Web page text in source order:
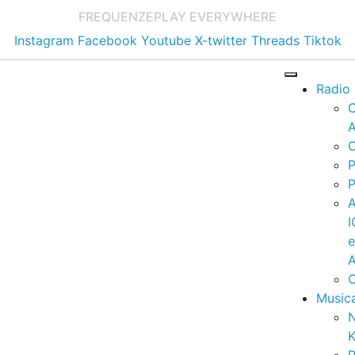
FREQUENZEPLAY EVERYWHERE
Instagram Facebook Youtube X-twitter Threads Tiktok
Radio
e